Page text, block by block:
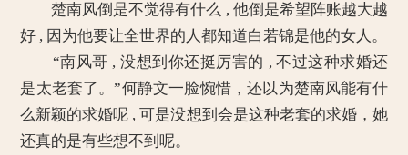
楚南风倒是不觉得有什么 , 他倒是希望阵账越大越
好 , 因为他要让全世界的人都知道白若锦是他的女人。
“南风哥 , 没想到你还挺厉害的 , 不过这种求婚还
是太老套了。”何静文一脸惋惜，还以为楚南风能有什
么新颖的求婚呢 , 可是没想到会是这种老套的求婚，她
还真的是有些想不到呢。